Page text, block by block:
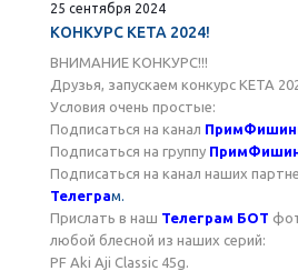
25 сентября 2024
КОНКУРС КЕТА 2024!
ВНИМАНИЕ КОНКУРС!!!
Друзья, запускаем конкурс КЕТА
Условия очень простые:
Подписаться на канал
Подписаться на группу
Подписаться на канал наших
Телеграм.
Прислать в наш Телеграм БОТ
любой блесной из наших серий:
PF Aki Aji Classic 45g.